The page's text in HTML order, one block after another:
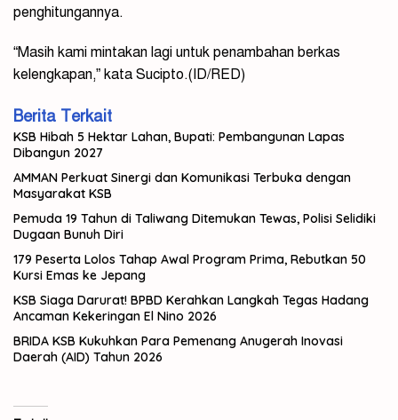
penghitungannya.
“Masih kami mintakan lagi untuk penambahan berkas
kelengkapan,” kata Sucipto.(ID/RED)
Berita Terkait
KSB Hibah 5 Hektar Lahan, Bupati: Pembangunan Lapas
Dibangun 2027
AMMAN Perkuat Sinergi dan Komunikasi Terbuka dengan
Masyarakat KSB
Pemuda 19 Tahun di Taliwang Ditemukan Tewas, Polisi Selidiki
Dugaan Bunuh Diri
179 Peserta Lolos Tahap Awal Program Prima, Rebutkan 50
Kursi Emas ke Jepang
KSB Siaga Darurat! BPBD Kerahkan Langkah Tegas Hadang
Ancaman Kekeringan El Nino 2026
BRIDA KSB Kukuhkan Para Pemenang Anugerah Inovasi
Daerah (AID) Tahun 2026